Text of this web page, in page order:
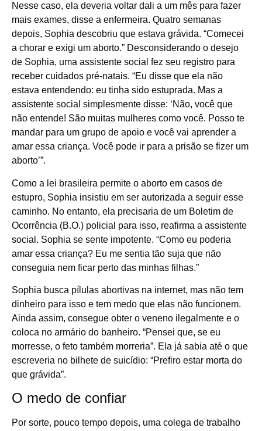
Nesse caso, ela deveria voltar dali a um mês para fazer
mais exames, disse a enfermeira. Quatro semanas
depois, Sophia descobriu que estava grávida. “Comecei
a chorar e exigi um aborto.” Desconsiderando o desejo
de Sophia, uma assistente social fez seu registro para
receber cuidados pré-natais. “Eu disse que ela não
estava entendendo: eu tinha sido estuprada. Mas a
assistente social simplesmente disse: ‘Não, você que
não entende! São muitas mulheres como você. Posso te
mandar para um grupo de apoio e você vai aprender a
amar essa criança. Você pode ir para a prisão se fizer um
aborto’”.
Como a lei brasileira permite o aborto em casos de
estupro, Sophia insistiu em ser autorizada a seguir esse
caminho. No entanto, ela precisaria de um Boletim de
Ocorrência (B.O.) policial para isso, reafirma a assistente
social. Sophia se sente impotente. “Como eu poderia
amar essa criança? Eu me sentia tão suja que não
conseguia nem ficar perto das minhas filhas.”
Sophia busca pílulas abortivas na internet, mas não tem
dinheiro para isso e tem medo que elas não funcionem.
Ainda assim, consegue obter o veneno ilegalmente e o
coloca no armário do banheiro. “Pensei que, se eu
morresse, o feto também morreria”. Ela já sabia até o que
escreveria no bilhete de suicídio: “Prefiro estar morta do
que grávida”.
O medo de confiar
Por sorte, pouco tempo depois, uma colega de trabalho